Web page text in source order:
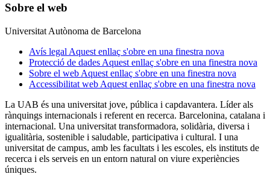
Sobre el web
Universitat Autònoma de Barcelona
Avís legal Aquest enllaç s'obre en una finestra nova
Protecció de dades Aquest enllaç s'obre en una finestra nova
Sobre el web Aquest enllaç s'obre en una finestra nova
Accessibilitat web Aquest enllaç s'obre en una finestra nova
La UAB és una universitat jove, pública i capdavantera. Líder als
rànquings internacionals i referent en recerca. Barcelonina, catalana i
internacional. Una universitat transformadora, solidària, diversa i
igualitària, sostenible i saludable, participativa i cultural. I una
universitat de campus, amb les facultats i les escoles, els instituts de
recerca i els serveis en un entorn natural on viure experiències
úniques.